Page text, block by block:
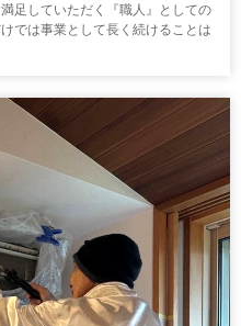
足していただく『職人』としての
では事業として長く続けることは